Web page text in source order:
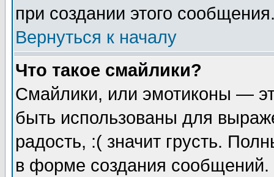
при создании этого
Вернуться к началу
Что такое смайлики?
Смайлики, или эмотиконы —
быть использованы для
радость, :( значит грусть.
в форме создания сообщений.